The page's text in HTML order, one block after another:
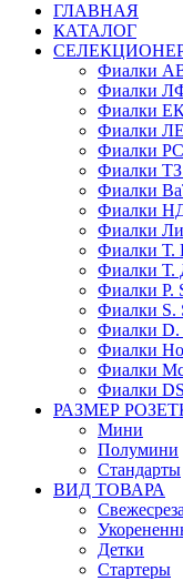
ГЛАВНАЯ
КАТАЛОГ
Фиалки
Фиалки
Фиалки
Фиалки
Фиалки
Фиалки
Фиалки
Фиалки
Фиалки
Фиалки Т.
Фиалки Т.
Фиалки P.
Фиалки S.
Фиалки D.
Фиалки
Фиалки
Фиалки
РАЗМЕР
Мини
Полумини
Стандарты
ВИД ТОВАРА
Детки
Стартеры